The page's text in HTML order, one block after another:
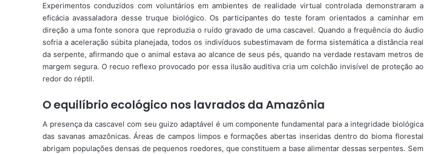
Experimentos conduzidos com voluntários em ambientes de realidade virtual controlada demonstraram a
eficácia avassaladora desse truque biológico. Os participantes do teste foram orientados a caminhar em
direção a uma fonte sonora que reproduzia o ruído gravado de uma cascavel. Quando a frequência do áudio
sofria a aceleração súbita planejada, todos os indivíduos subestimavam de forma sistemática a distância real
da serpente, afirmando que o animal estava ao alcance de seus pés, quando na verdade restavam metros de
margem segura. O recuo reflexo provocado por essa ilusão auditiva cria um colchão invisível de proteção ao
redor do réptil.
O equilíbrio ecológico nos lavrados da Amazônia
A presença da cascavel com seu guizo adaptável é um componente fundamental para a integridade biológica
das savanas amazônicas. Áreas de campos limpos e formações abertas inseridas dentro do bioma florestal
abrigam populações densas de pequenos roedores, que constituem a base alimentar dessas serpentes. Sem